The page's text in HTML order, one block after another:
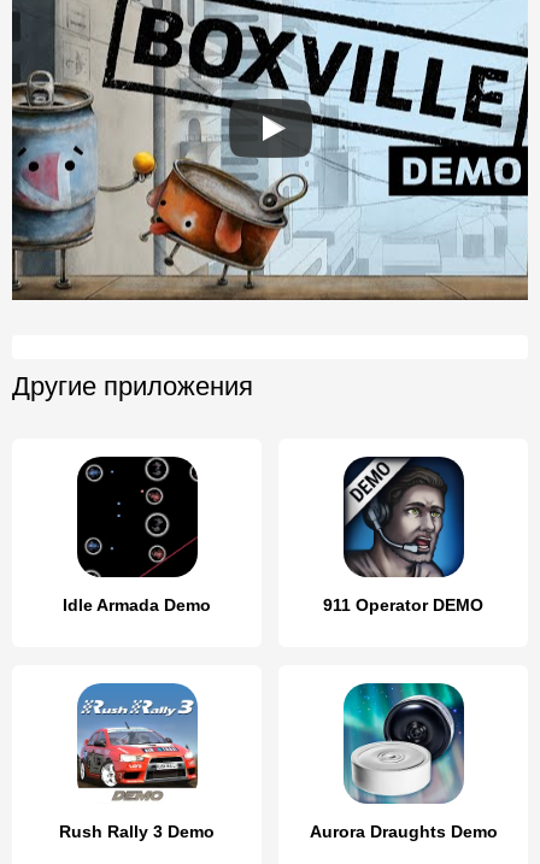
Другие приложения
Idle Armada Demo 911 Operator DEMO
Rush Rally 3 Demo Aurora Draughts Demo